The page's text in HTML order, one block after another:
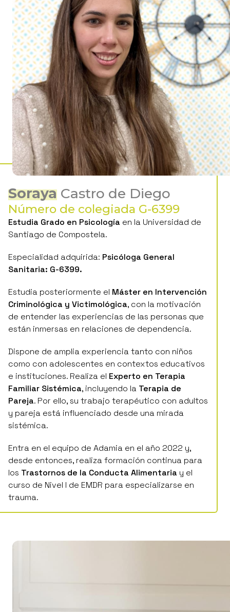
Soraya Castro de Diego
Número de colegiada G-6399
Estudia Grado en Psicologíaen la Universidad de
Santiago de Compostela.
Sanitaria: G-6399.
Criminológica y Victimológica, con la motivación
de entender las experiencias de las personas que
están inmersas en relaciones de dependencia.
como con adolescentes en contextos educativos
e instituciones. Realiza elExperto en Terapia
Familiar Sistémica, incluyendo laTerapia de
Pareja. Por ello, su trabajo terapéutico con adultos
y pareja está influenciado desde una mirada
sistémica.
desde entonces, realiza formación continua para
losTrastornos de la Conducta Alimentariay el
curso de Nivel I de EMDR para especializarse en
trauma.